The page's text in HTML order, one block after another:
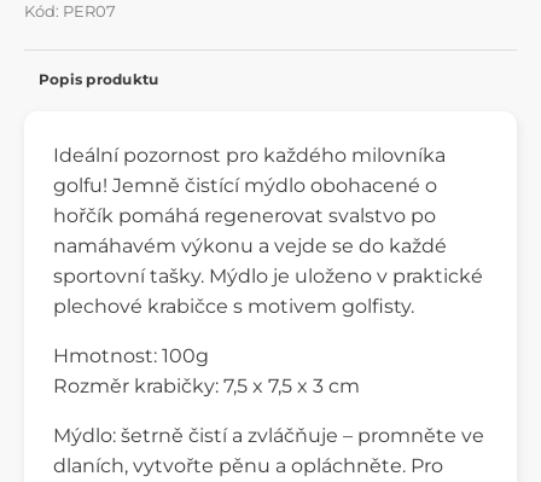
Kód: PER07
Popis produktu
Ideální pozornost pro každého milovníka
golfu! Jemně čistící mýdlo obohacené o
hořčík pomáhá regenerovat svalstvo po
namáhavém výkonu a vejde se do každé
sportovní tašky. Mýdlo je uloženo v praktické
plechové krabičce s motivem golfisty.
Hmotnost: 100g
Rozměr krabičky: 7,5 x 7,5 x 3 cm
Mýdlo: šetrně čistí a zvláčňuje – promněte ve
dlaních, vytvořte pěnu a opláchněte. Pro